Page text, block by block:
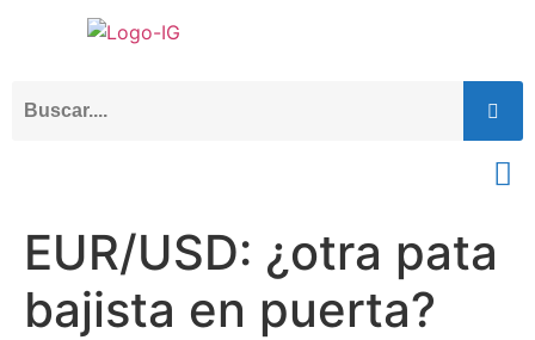
EUR/USD: ¿otra pata
bajista en puerta?